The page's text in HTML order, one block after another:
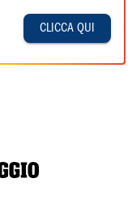
CLICCA QUI